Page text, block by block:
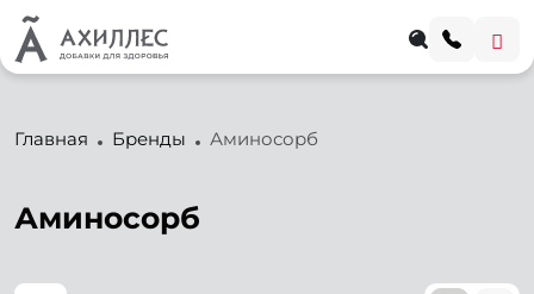
Главная Бренды Аминосорб
Аминосорб